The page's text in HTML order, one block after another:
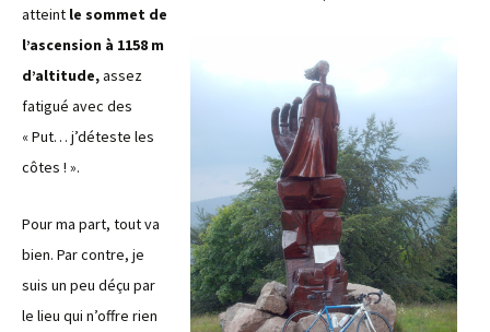
atteint le sommet de
l’ascension à 1158 m
d’altitude,assez
fatigué avec des
« Put… j’déteste les
côtes ! ».
Pour ma part, tout va
bien. Par contre, je
suis un peu déçu par
le lieu qui n’offre rien